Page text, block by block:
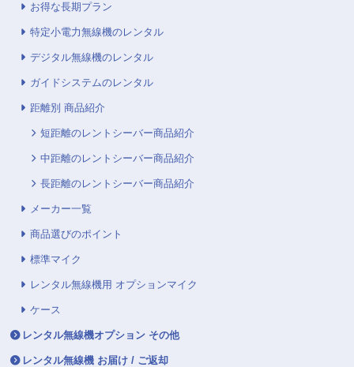
お得な長期プラン
特定小電力無線機のレンタル
デジタル無線機のレンタル
ガイドシステムのレンタル
距離別 商品紹介
短距離のレントシーバー商品紹介
中距離のレントシーバー商品紹介
長距離のレントシーバー商品紹介
メーカー一覧
商品選びのポイント
標準マイク
レンタル無線機用 オプションマイク
ケース
レンタル無線機オプション その他
レンタル無線機 お届け / ご返却